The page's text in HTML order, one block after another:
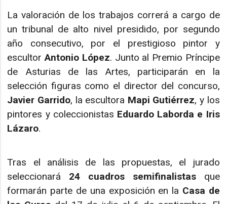
La valoración de los trabajos correrá a cargo de
un tribunal de alto nivel presidido, por segundo
año consecutivo, por el prestigioso pintor y
escultorAntonio López. Junto al Premio Príncipe
de Asturias de las Artes, participarán en la
selección figuras como el director del concurso,
Javier Garrido, la escultora Mapi Gutiérrez, y los
pintores y coleccionistas Eduardo Laborda e Iris
Lázaro.
Tras el análisis de las propuestas, el jurado
seleccionará 24 cuadros semifinalistasque
formarán parte de una exposición en la Casa de